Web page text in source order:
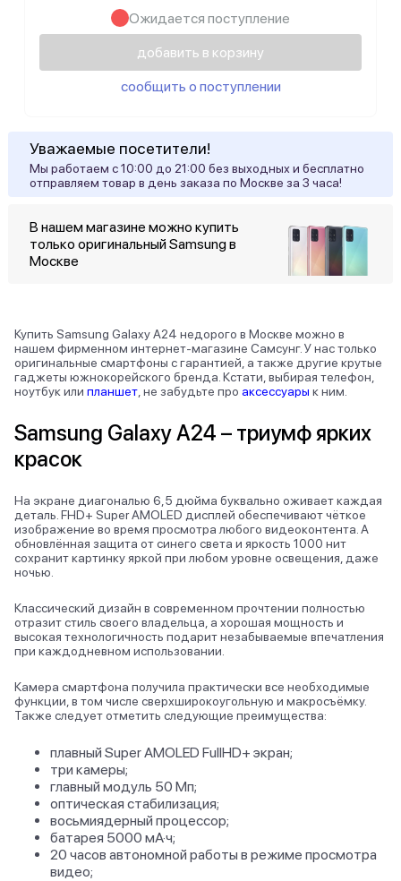
Ожидается поступление
добавить в корзину
сообщить о поступлении
Уважаемые посетители!
Мы работаем с 10:00 до 21:00 без выходных и бесплатно
отправляем товар в день заказа по Москве за 3 часа!
В нашем магазине можно купить
только оригинальный Samsung в
Москве
Купить Samsung Galaxy A24 недорого в Москве можно в
нашем фирменном интернет-магазине Самсунг. У нас только
оригинальные смартфоны с гарантией, а также другие крутые
гаджеты южнокорейского бренда. Кстати, выбирая телефон,
ноутбук или планшет , не забудьте про аксессуары к ним.
Samsung Galaxy A24 – триумф ярких
красок
На экране диагональю 6,5 дюйма буквально оживает каждая
деталь. FHD+ Super AMOLED дисплей обеспечивают чёткое
изображение во время просмотра любого видеоконтента. А
обновлённая защита от синего света и яркость 1000 нит
сохранит картинку яркой при любом уровне освещения, даже
ночью.
Классический дизайн в современном прочтении полностью
отразит стиль своего владельца, а хорошая мощность и
высокая технологичность подарит незабываемые впечатления
при каждодневном использовании.
Камера смартфона получила практически все необходимые
функции, в том числе сверхширокоугольную и макросъёмку.
Также следует отметить следующие преимущества:
плавный Super AMOLED FullHD+ экран;
три камеры;
главный модуль 50 Мп;
оптическая стабилизация;
восьмиядерный процессор;
батарея 5000 мА·ч;
20 часов автономной работы в режиме просмотра
видео;